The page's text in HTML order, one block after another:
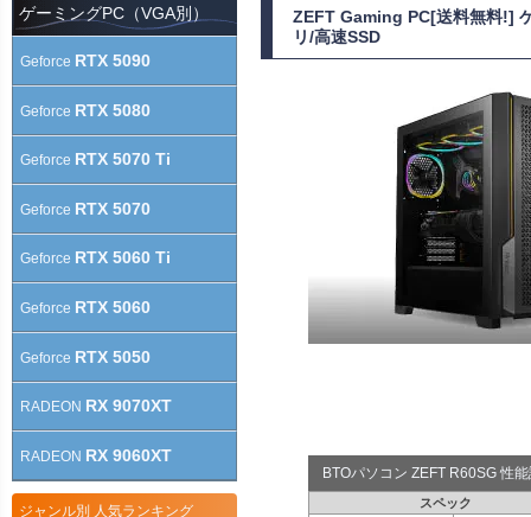
ZEFT Gaming PC[送料無料!]
リ/高速SSD
BTOパソコン ZEFT R60SG 性
スペック
ゲーミングPC（VGA別）
Geforce RTX 5090
Geforce RTX 5080
Geforce RTX 5070 Ti
Geforce RTX 5070
Geforce RTX 5060 Ti
Geforce RTX 5060
Geforce RTX 5050
RADEON RX 9070XT
RADEON RX 9060XT
ジャンル別 人気ランキング